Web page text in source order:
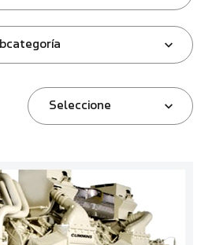
Seleccione